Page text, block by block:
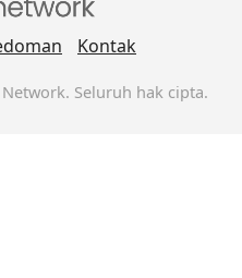
Kontak
Seluruh hak cipta.